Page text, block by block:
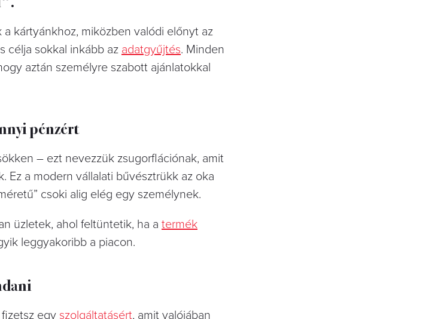
kártyánkhoz, miközben valódi előnyt az
célja sokkal inkább az adatgyűjtés. Minden
aztán személyre szabott ajánlatokkal
pénzért
– ezt nevezzük zsugorflációnak, amit
Ez a modern vállalati bűvésztrükk az oka
csoki alig elég egy személynek.
üzletek, ahol feltüntetik, ha a termék
leggyakoribb a piacon.
egy szolgáltatásért, amit valójában